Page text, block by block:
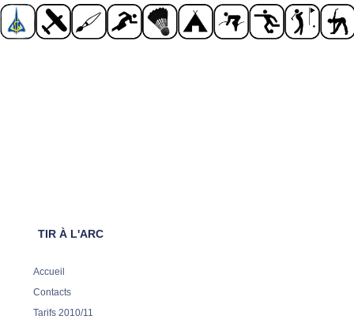
TIR À L'ARC
Accueil
Contacts
Tarifs 2010/11